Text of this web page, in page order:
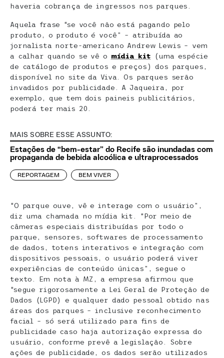
haveria cobrança de ingressos nos parques.
Aquela frase “se você não está pagando pelo
produto, o produto é você” – atribuída ao
jornalista norte-americano Andrew Lewis – vem
a calhar quando se vê o mídia kit (uma espécie
de catálogo de produtos e preços) dos parques,
disponível no site da Viva. Os parques serão
invadidos por publicidade. A Jaqueira, por
exemplo, que tem dois paineis publicitários,
poderá ter mais 20.
MAIS SOBRE ESSE ASSUNTO:
Estações de “bem-estar” do Recife são inundadas com
propaganda de bebida alcoólica e ultraprocessados
REPORTAGEM BEM VIVER
“O parque ouve, vê e interage com o usuário”,
diz uma chamada no mídia kit. “Por meio de
câmeras especiais distribuídas por todo o
parque, sensores, softwares de processamento
de dados, totens interativos e integração com
dispositivos pessoais, o usuário poderá viver
experiências de conteúdo únicas”, segue o
texto. Em nota à MZ, a empresa afirmou que
“segue rigorosamente a Lei Geral de Proteção de
Dados (LGPD) e qualquer dado pessoal obtido nas
áreas dos parques – inclusive reconhecimento
facial – só será utilizado para fins de
publicidade caso haja autorização expressa do
usuário, conforme prevê a legislação. Sobre
ações de publicidade, os dados serão utilizados